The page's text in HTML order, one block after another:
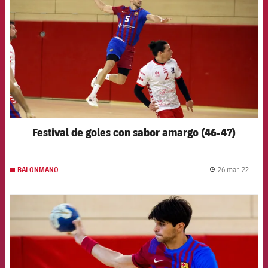
Festival de goles con sabor amargo (46-47)
BALONMANO 26 mar. 22
FCB Barcelona badge